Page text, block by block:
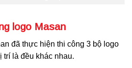
logo Masan
đã thực hiện thi công 3 bộ logo
trí là đều khác nhau.